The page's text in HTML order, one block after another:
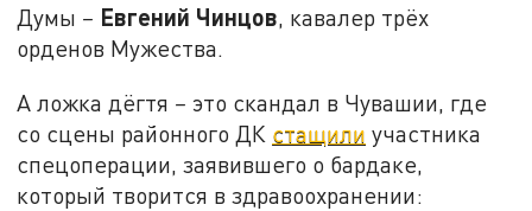
Думы – Евгений Чинцов, кавалер трёх
орденов Мужества.
А ложка дёгтя – это скандал в Чувашии, где
со сцены районного ДК стащили участника
спецоперации, заявившего о бардаке,
который творится в здравоохранении: